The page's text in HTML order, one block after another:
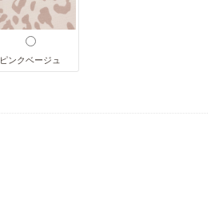
ピンクベージュ